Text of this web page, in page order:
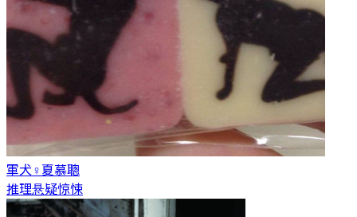
軍犬♀ 夏慕聰
推理悬疑惊悚